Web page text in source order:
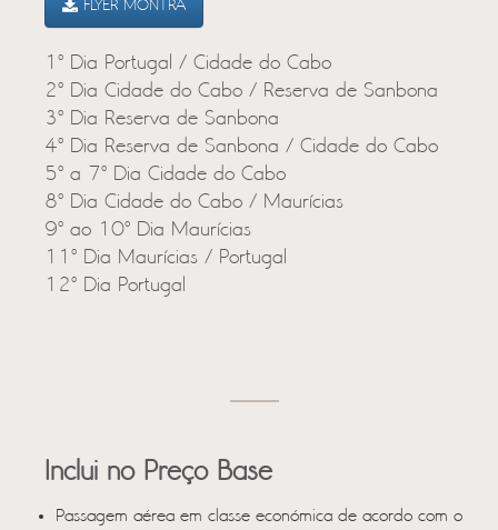
FLYER MONTRA
1º Dia Portugal / Cidade do Cabo
2º Dia Cidade do Cabo / Reserva de Sanbona
3º Dia Reserva de Sanbona
4º Dia Reserva de Sanbona / Cidade do Cabo
5º a 7º Dia Cidade do Cabo
8º Dia Cidade do Cabo / Maurícias
9º ao 10º Dia Maurícias
11º Dia Maurícias / Portugal
12º Dia Portugal
Inclui no Preço Base
Passagem aérea em classe económica de acordo com o